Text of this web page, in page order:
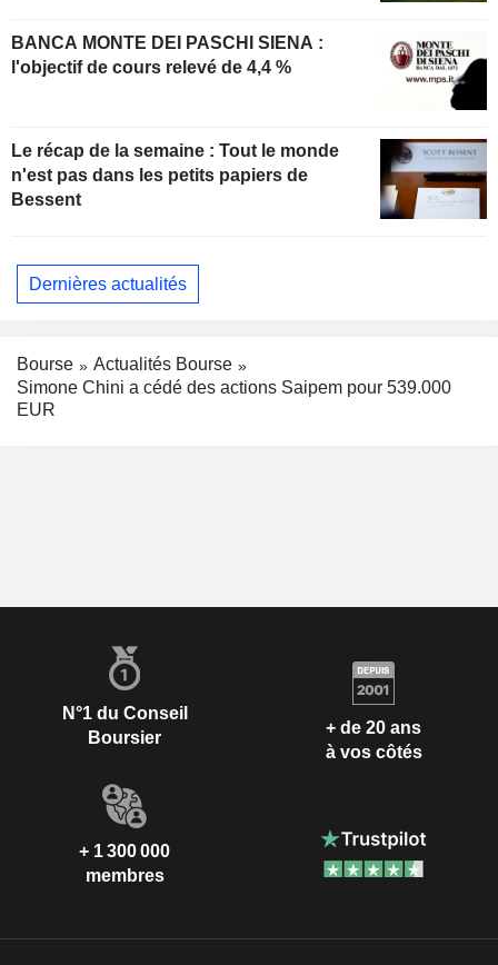
BANCA MONTE DEI PASCHI SIENA :
l'objectif de cours relevé de 4,4 %
Le récap de la semaine : Tout le monde
n'est pas dans les petits papiers de
Bessent
Dernières actualités
Bourse
Actualités Bourse
Simone Chini a cédé des actions Saipem pour 539.000
EUR
N°1 du Conseil
Boursier
+ de 20 ans
à vos côtés
+ 1 300 000
membres